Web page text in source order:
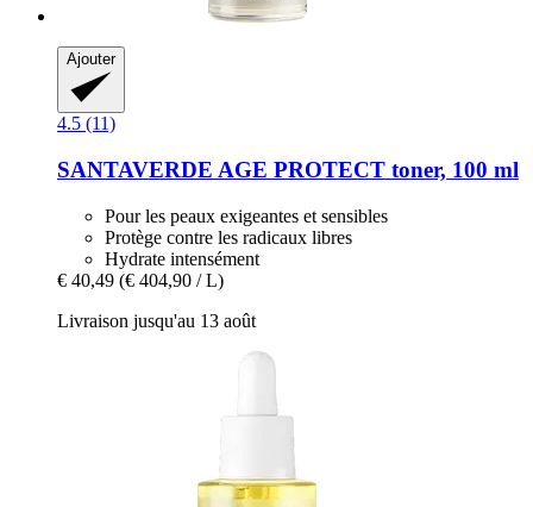
Ajouter
4.5 (11)
SANTAVERDE AGE PROTECT toner, 100 ml
Pour les peaux exigeantes et sensibles
Protège contre les radicaux libres
Hydrate intensément
€ 40,49 (€ 404,90 / L)
Livraison jusqu'au 13 août